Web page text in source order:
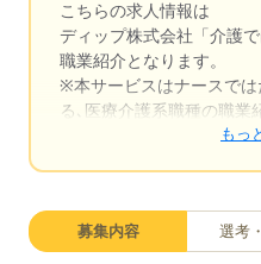
こちらの求人情報は
ディップ株式会社「介護
職業紹介となります。
※本サービスはナースで
る､医療介護系職種の職業
★職業紹介とは？
もっ
募集内容 選考